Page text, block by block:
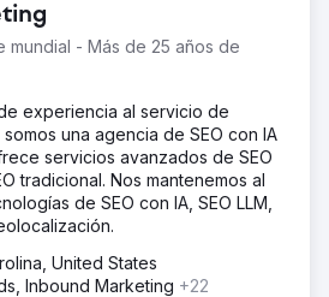
un hermoso sitio web nuevo
comenzar con la gestión de SEO
de lo efectivo que es
con la alta calidad de los
que su equipo realiza todos
4 veces sus ingresos dentro
mundial - Más de 25 años de
experiencia al servicio de
una agencia de SEO con IA
servicios avanzados de SEO
tradicional. Nos mantenemos al
de SEO con IA, SEO LLM,
United States
Inbound Marketing +22